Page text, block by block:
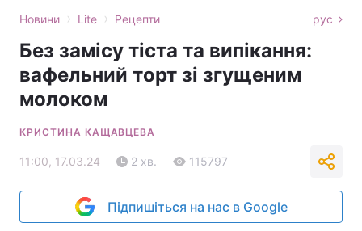
Новини › Lite › Рецепти рус
Без замісу тіста та випікання:
вафельний торт зі згущеним
молоком
КРИСТИНА КАЩАВЦЕВА
11:00, 17.03.24 2 хв. 115797
Підпишіться на нас в Google